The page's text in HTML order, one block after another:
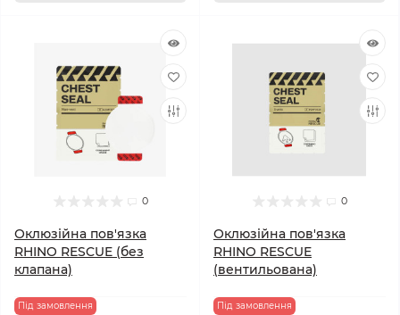
0
Оклюзійна пов'язка
RHINO RESCUE (без
клапана)
Під замовлення
0
Оклюзійна пов'язка
RHINO RESCUE
(вентильована)
Під замовлення